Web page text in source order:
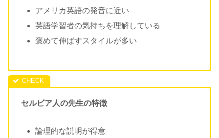
アメリカ英語の発音に近い
英語学習者の気持ちを理解している
褒めて伸ばすスタイルが多い
セルビア人の先生の特徴
論理的な説明が得意